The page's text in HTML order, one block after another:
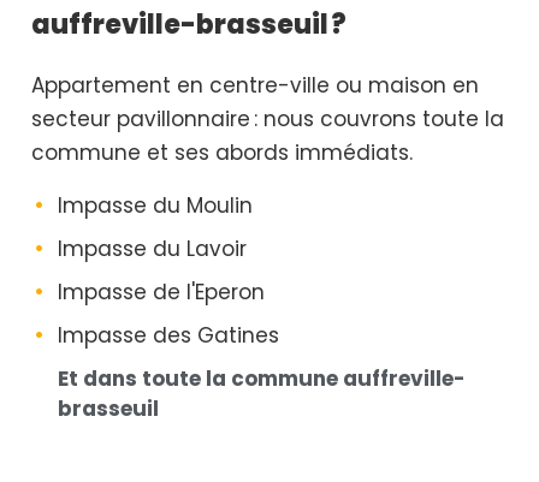
auffreville-brasseuil ?
Appartement en centre-ville ou maison en
secteur pavillonnaire : nous couvrons toute la
commune et ses abords immédiats.
Impasse du Moulin
Impasse du Lavoir
Impasse de l'Eperon
Impasse des Gatines
Et dans toute la commune auffreville-
brasseuil